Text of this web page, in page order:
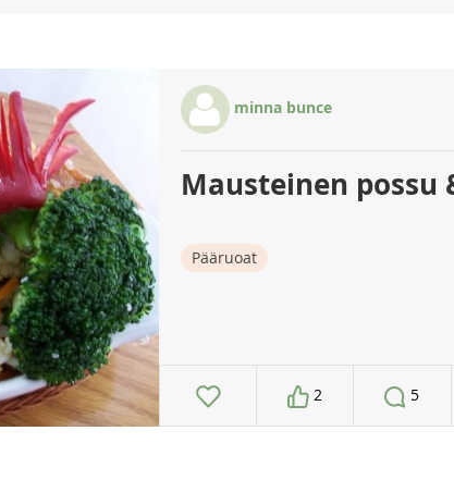
minna bunce
Mausteinen
Pääruoat
2 5